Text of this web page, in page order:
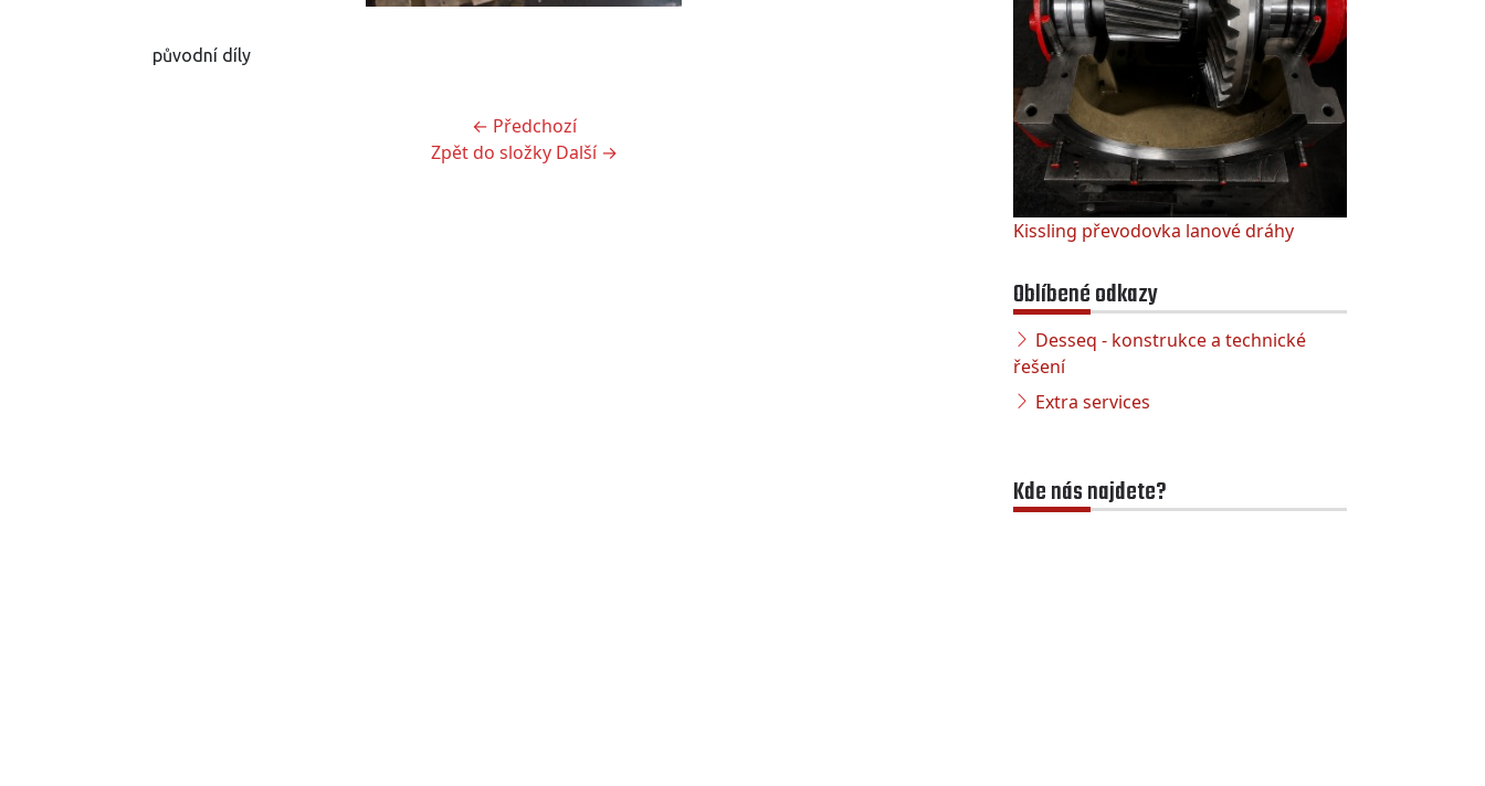
původní díly
← Předchozí
Zpět do složky Další →
Kissling převodovka lanové dráhy
Oblíbené odkazy
Desseq - konstrukce a technické
řešení
Extra services
Kde nás najdete?